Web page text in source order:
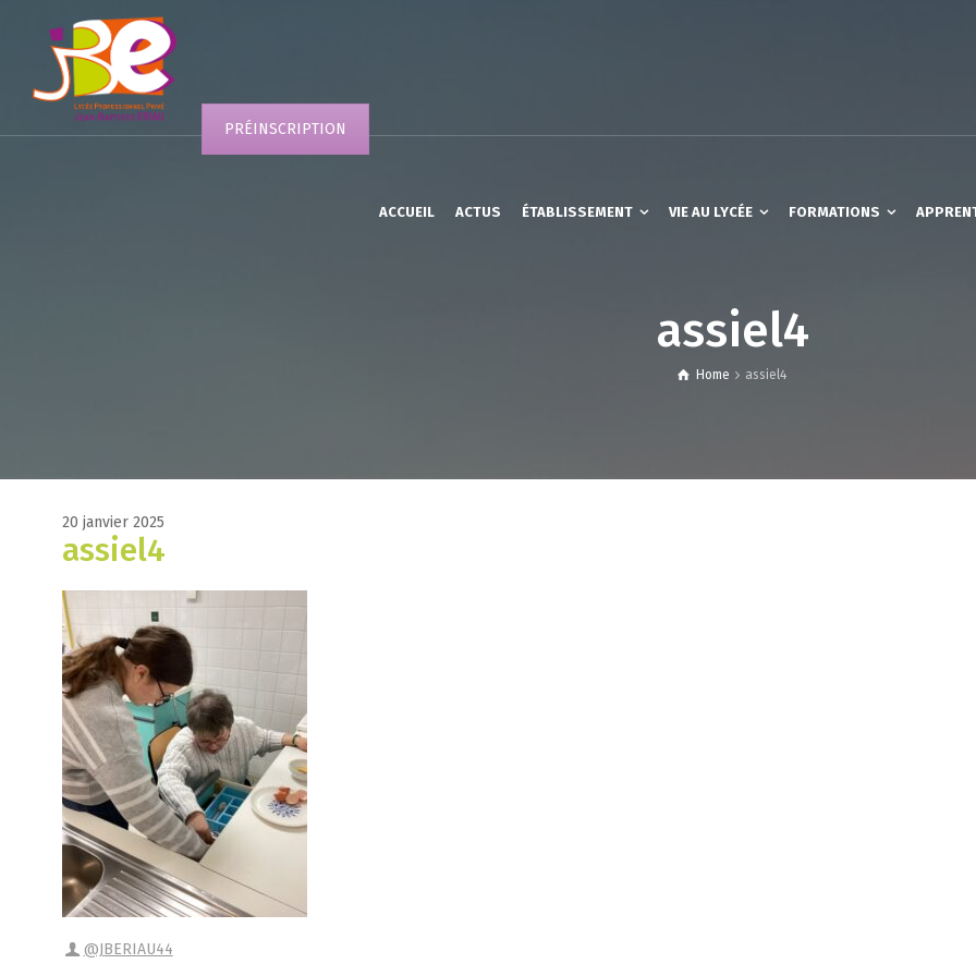
PRÉINSCRIPTION
ACCUEIL ACTUS ÉTABLISSEMENT VIE AU LYCÉE FORMATIONS
assiel4
Home assiel4
20 janvier 2025
assiel4
@JBERIAU44